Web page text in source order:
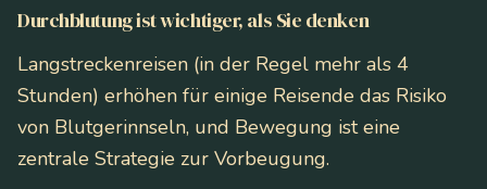
Durchblutung ist wichtiger, als Sie denken
Langstreckenreisen (in der Regel mehr als 4
Stunden) erhöhen für einige Reisende das Risiko
von Blutgerinnseln, und Bewegung ist eine
zentrale Strategie zur Vorbeugung.